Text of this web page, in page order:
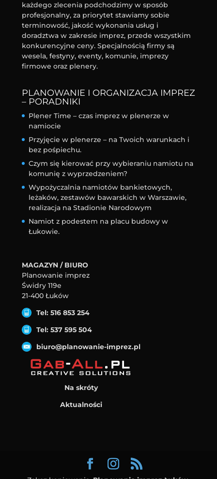
każdego zlecenia podchodzimy w sposób
profesjonalny, za priorytet stawiamy sobie
terminowość, jakość wykonania usług i
doradztwa w zakresie imprez, przede wszystkim
konkurencyjne ceny. Specjalnością firmy są
wesela, festyny, eventy, komunie, imprezy
firmowe oraz plenery.
PLANOWANIE I ORGANIZACJA IMPREZ
– PORADNIKI
Plener Time – czas imprez w plenerze w
namiocie
Przyjęcie w plenerze – na Twoich warunkach i
bez pośpiechu.
Czym się kierować przy wybieraniu namiotu na
komunię z wyprzedzeniem?
Wypożyczalnia namiotów bankietowych,
leżaków, zestawów bawarskich w Warszawie,
realizacja na Stadionie Narodowym
Namiot z podestem na placu budowy w
Łukowie.
MAGAZYN / BIURO
Planowanie imprez
Świdry 119e
21-400 Łuków
Tel: 516 853 254
Tel: 537 595 504
biuro@planowanie-imprez.pl
Na skróty
Aktualności